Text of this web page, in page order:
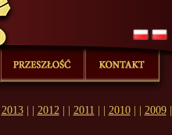
miotach...|Championy z naszej hodowli... |Psy na emeryturze...
2013| | 2012| | 2011 2010| | 2009| |